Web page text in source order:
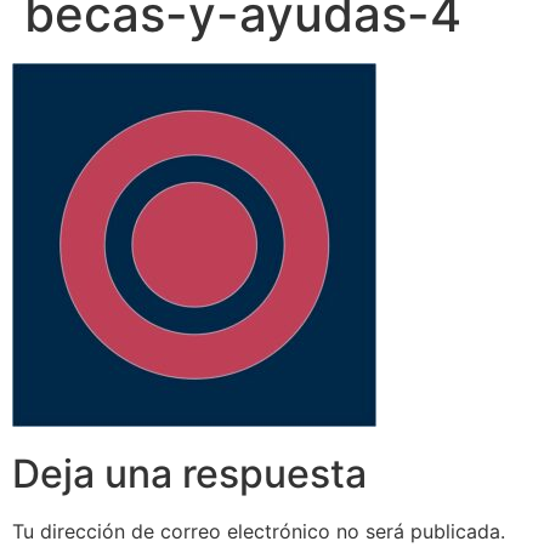
becas-y-ayudas-4
Deja una respuesta
Tu dirección de correo electrónico no será publicada.